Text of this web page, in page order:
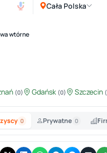
Cała Polska
wtórne
(0) Gdańsk (0) Szczecin
0 Prywatne 0